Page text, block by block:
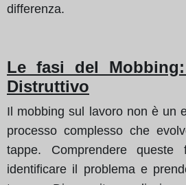
differenza.
Le fasi del
Distruttivo
Il mobbing sul lavoro non è un
processo complesso che
tappe. Comprendere
identificare il problema e